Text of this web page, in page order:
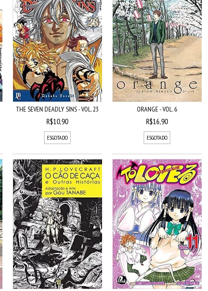
THE SEVEN DEADLY SINS - VOL. 23
R$10,90
ESGOTADO
ORANGE - VOL. 6
R$16,90
ESGOTADO